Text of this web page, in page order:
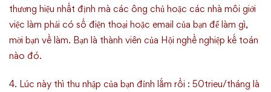
thương hiệu nhất định mà các ông chủ hoặc các nhà môi giới
việc làm phải có số điện thoại hoặc email của bạn để làm gì,
mời bạn về làm. Bạn là thành viên của Hội nghề nghiệp kế toán
nào đó.
4. Lúc này thì thu nhập của bạn đỉnh lắm rồi : 50trieu/tháng là